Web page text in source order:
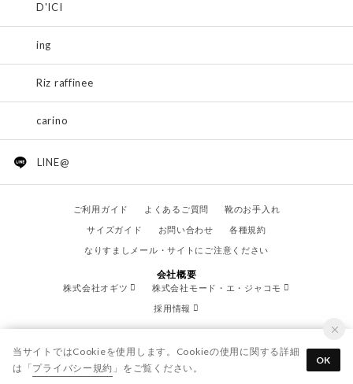
D'ICI
ing
Riz raffinee
carino
LINE@
ご利用ガイド よくあるご質問
靴のお手入れ
サイズガイド
お問い合わせ
各種規約
なりすましメール・サイトにご注意ください
会社概要
株式会社オギツ
株式会社モード・エ・ジャコモ
採用情報
© OGITSU CO.,LTD. / All Right Reserved.
当サイトではCookieを使用します。Cookieの使用に関する詳細
は「プライバシー規約 」をご覧ください。
OK